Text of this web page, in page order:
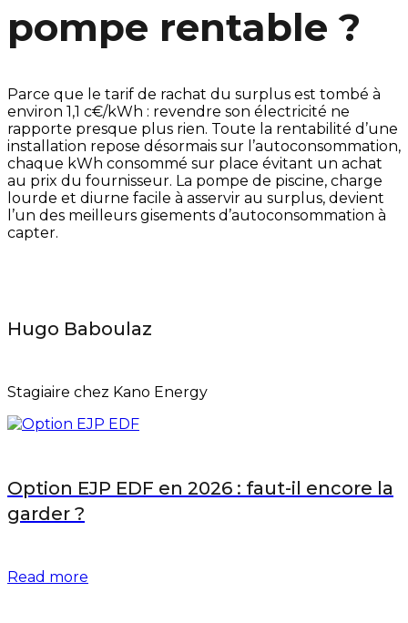
pompe rentable ?
Parce que le tarif de rachat du surplus est tombé à
environ 1,1 c€/kWh : revendre son électricité ne
rapporte presque plus rien. Toute la rentabilité d’une
installation repose désormais sur l’autoconsommation,
chaque kWh consommé sur place évitant un achat
au prix du fournisseur. La pompe de piscine, charge
lourde et diurne facile à asservir au surplus, devient
l’un des meilleurs gisements d’autoconsommation à
capter.
Hugo Baboulaz
Stagiaire chez Kano Energy
Option EJP EDF en 2026 : faut-il encore la
garder ?
Read more